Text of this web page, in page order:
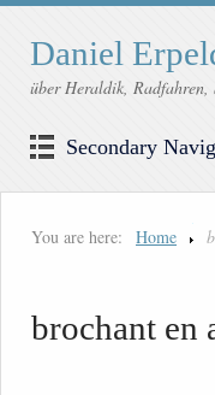
Daniel
über Heraldik, Radfahren,
Secondary
You are here: Home
brochant en